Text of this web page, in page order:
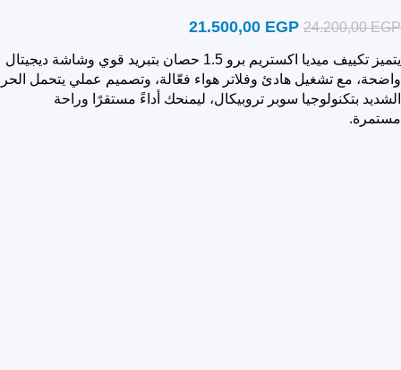
24.200,00EGP
21.500,00 EGP
يتميز تكييف ميديا اكستريم برو 1.5 حصان بتبريد قوي وشاشة ديجيتال
واضحة، مع تشغيل هادئ وفلاتر هواء فعّالة، وتصميم عملي يتحمل الحر
الشديد بتكنولوجيا سوبر تروبيكال، ليمنحك أداءً مستقرًا وراحة
مستمرة.